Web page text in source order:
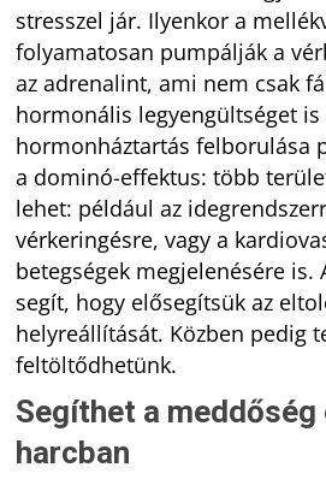
stresszel jár. Ilyenkor a
folyamatosan pumpálják a
az adrenalint, ami nem csak
hormonális legyengültséget is
hormonháztartás felborulása
a dominó-effektus: több
lehet: például az
vérkeringésre, vagy a
betegségek megjelenésére is.
segít, hogy elősegítsük az
helyreállítását. Közben pedig
feltöltődhetünk.
Segíthet a meddőség
harcban